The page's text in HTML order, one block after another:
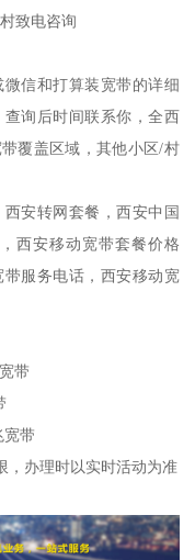
致电咨询
信和打算装宽带的详细
询后时间联系你，全西
覆盖区域，其他小区/村
安转网套餐，西安中国
西安移动宽带套餐价格
服务电话，西安移动宽
带
宽带
，办理时以实时活动为准